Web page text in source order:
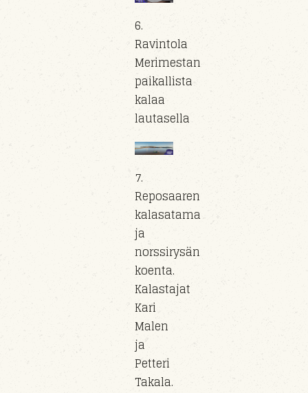
6.
Ravintola
Merimestan
paikallista
kalaa
lautasella
7.
Reposaaren
kalasatama
ja
norssirysän
koenta.
Kalastajat
Kari
Malen
ja
Petteri
Takala.